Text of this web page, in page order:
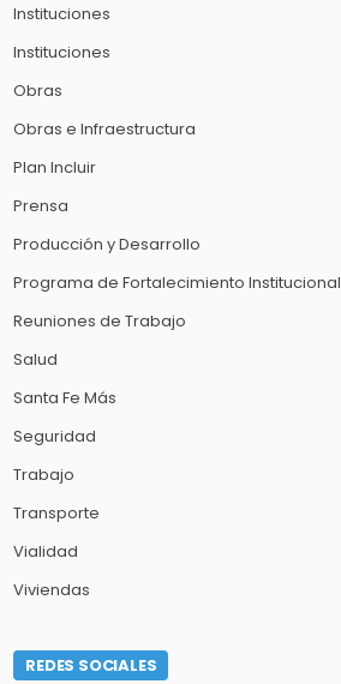
Instituciones
Instituciones
Obras
Obras e Infraestructura
Plan Incluir
Prensa
Producción y Desarrollo
Programa de Fortalecimiento Institucional
Reuniones de Trabajo
Salud
Santa Fe Más
Seguridad
Trabajo
Transporte
Vialidad
Viviendas
REDES SOCIALES